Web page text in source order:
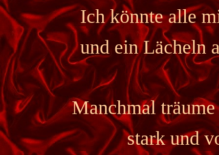
Ich könnte alle
und ein Lächeln
Manchmal
stark und